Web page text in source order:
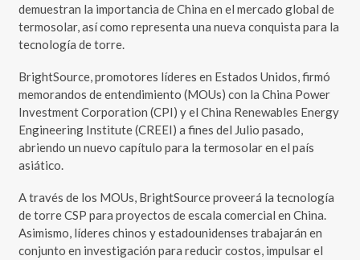
demuestran la importancia de China en el mercado global de
termosolar, así como representa una nueva conquista para la
tecnología de torre.
BrightSource, promotores líderes en Estados Unidos, firmó
memorandos de entendimiento (MOUs) con la China Power
Investment Corporation (CPI) y el China Renewables Energy
Engineering Institute (CREEI) a fines del Julio pasado,
abriendo un nuevo capítulo para la termosolar en el país
asiático.
A través de los MOUs, BrightSource proveerá la tecnología
de torre CSP para proyectos de escala comercial en China.
Asimismo, líderes chinos y estadounidenses trabajarán en
conjunto en investigación para reducir costos, impulsar el